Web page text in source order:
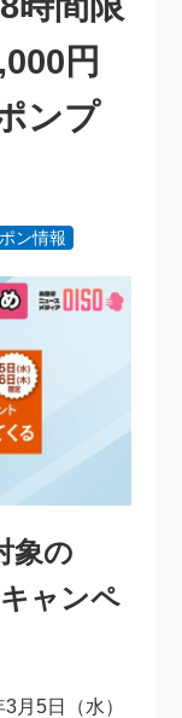
円
ンプ
ン情報
象の
ャンペ
月5日（水）